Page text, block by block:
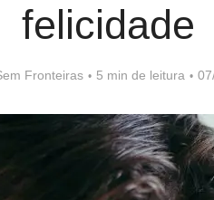
felicidade
Fronteiras 5 min de leitura